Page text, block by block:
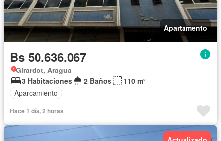
Apartamento
Bs 50.636.067
Girardot, Aragua
3 Habitaciones
2 Baños
110 m²
Aparcamiento
Hace 1 día, 2 horas